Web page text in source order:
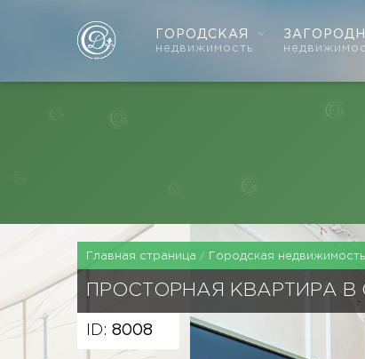
ГОРОДСКАЯ
недвижимость
Главная страница Городская недвижимость
ПРОСТОРНАЯ КВАРТИРА В
ID: 8008